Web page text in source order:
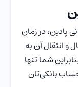
پادین، در زمان
و انتقال آن به
شما تنها
بانکی‌تان